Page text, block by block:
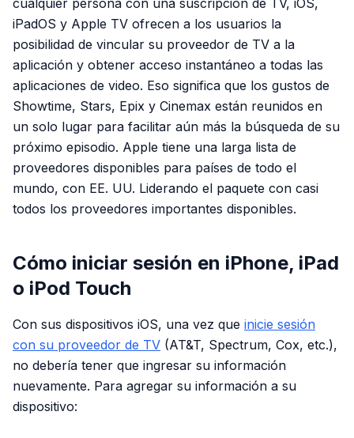
cualquier persona con una suscripción de TV, iOS,
iPadOS y Apple TV ofrecen a los usuarios la
posibilidad de vincular su proveedor de TV a la
aplicación y obtener acceso instantáneo a todas las
aplicaciones de video. Eso significa que los gustos de
Showtime, Stars, Epix y Cinemax están reunidos en
un solo lugar para facilitar aún más la búsqueda de su
próximo episodio. Apple tiene una larga lista de
proveedores disponibles para países de todo el
mundo, con EE. UU. Liderando el paquete con casi
todos los proveedores importantes disponibles.
Cómo iniciar sesión en iPhone, iPad
o iPod Touch
Con sus dispositivos iOS, una vez que inicie sesión
con su proveedor de TV (AT&T, Spectrum, Cox, etc.),
no debería tener que ingresar su información
nuevamente. Para agregar su información a su
dispositivo: